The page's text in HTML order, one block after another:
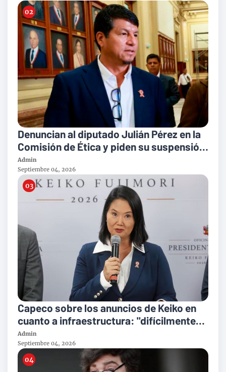
Denuncian al diputado Julián Pérez en la
Comisión de Ética y piden su suspensión
por supuestamente agredir a su pareja
Admin
Septiembre 04, 2026
Capeco sobre los anuncios de Keiko en
cuanto a infraestructura: "difícilmente
se culminarán antes del 2031"
Admin
Septiembre 04, 2026